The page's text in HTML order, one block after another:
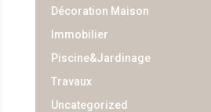
Décoration Maison
Immobilier
Piscine&Jardinage
Travaux
Uncategorized